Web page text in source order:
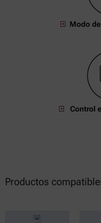
Modo
Control
Productos